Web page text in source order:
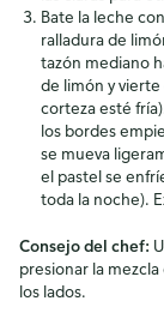
Bate la leche
ralladura de
tazón mediano
de limón y
corteza esté
los bordes
se mueva
el pastel se
toda la noche).
Consejo del chef:
presionar la
los lados.